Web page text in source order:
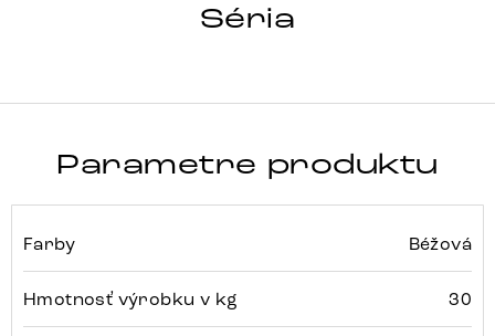
Séria
Parametre produktu
Farby Béžová
Hmotnosť výrobku v kg 30